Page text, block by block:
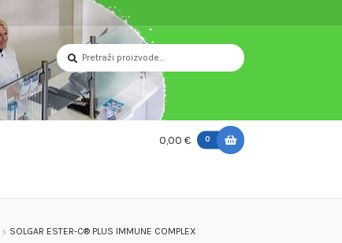
Pretraži:
Pretraži
0,00 € 0
SOLGAR ESTER-C® PLUS IMMUNE COMPLEX